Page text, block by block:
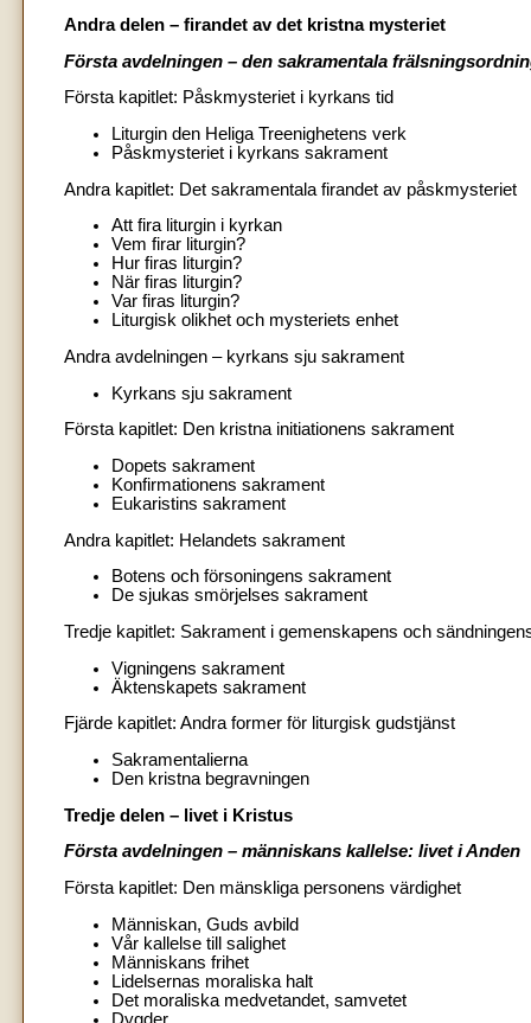
Andra delen – firandet av det kristna mysteriet
Första avdelningen – den sakramentala
Första kapitlet: Påskmysteriet i kyrkans tid
Liturgin den Heliga Treenighetens verk
Påskmysteriet i kyrkans sakrament
Andra kapitlet: Det sakramentala firandet av påskmysteriet
Att fira liturgin i kyrkan
Vem firar liturgin?
Hur firas liturgin?
När firas liturgin?
Var firas liturgin?
Liturgisk olikhet och mysteriets enhet
Andra avdelningen – kyrkans sju sakrament
Kyrkans sju sakrament
Första kapitlet: Den kristna initiationens sakrament
Dopets sakrament
Konfirmationens sakrament
Eukaristins sakrament
Andra kapitlet: Helandets sakrament
Botens och försoningens sakrament
De sjukas smörjelses sakrament
Tredje kapitlet: Sakrament i gemenskapens och
Vigningens sakrament
Äktenskapets sakrament
Fjärde kapitlet: Andra former för liturgisk gudstjänst
Sakramentalierna
Den kristna begravningen
Tredje delen – livet i Kristus
Första avdelningen – människans kallelse: livet i Anden
Första kapitlet: Den mänskliga personens värdighet
Människan, Guds avbild
Vår kallelse till salighet
Människans frihet
Lidelsernas moraliska halt
Det moraliska medvetandet, samvetet
Dygder